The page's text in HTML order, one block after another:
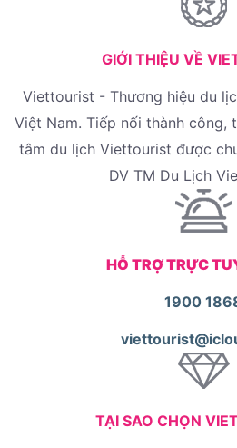
GIỚI THIỆU VỀ
Viettourist - Thương hiệu du
Việt Nam. Tiếp nối thành công,
tâm du lịch Viettourist được
DV TM Du Lịch
HỖ TRỢ TRỰC
1900
TẠI SAO CHỌN